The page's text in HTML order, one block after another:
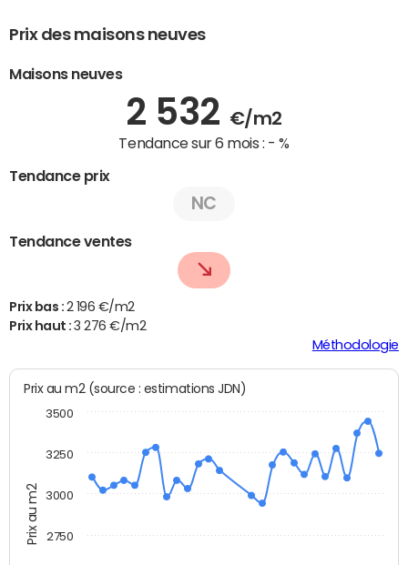
Prix des maisons neuves
Maisons neuves
2 532 €/m2
Tendance sur 6 mois : - %
Tendance prix
NC
Tendance ventes
Prix bas : 2 196 €/m2
Prix haut :3 276 €/m2
Méthodologie
Prix au m2
Prix au m2 (source : estimations JDN)
2750
3000
3250
3500